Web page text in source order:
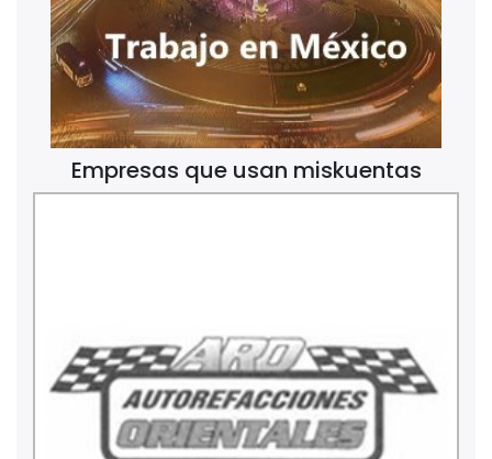
Empresas que usan miskuentas